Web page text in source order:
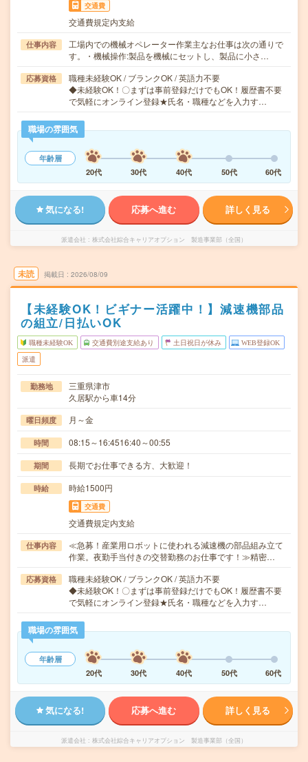
交通費
交通費規定内支給
仕事内容
工場内での機械オペレーター作業主なお仕事は次の通りで
す。・機械操作:製品を機械にセットし、製品に小さ…
応募資格
職種未経験OK / ブランクOK / 英語力不要
◆未経験OK！〇まずは事前登録だけでもOK！履歴書不要
で気軽にオンライン登録★氏名・職種などを入力す…
職場の雰囲気
年齢層
20代
30代 40代 50代 60代
気になる! 応募へ進む 詳しく見る
派遣会社 株式会社綜合キャリアオプション 製造事業部（全国）
未読 掲載日 2026/08/09
【未経験OK！ビギナー活躍中！】減速機部品
の組立/日払いOK
職種未経験OK 交通費別途支給あり 土日祝日が休み WEB登録OK
派遣
勤務地
三重県津市
久居駅から車14分
曜日頻度 月～金
時間 08:15～16:4516:40～00:55
期間 長期でお仕事できる方、大歓迎！
時給 時給1500円
交通費
交通費規定内支給
仕事内容
≪急募！産業用ロボットに使われる減速機の部品組み立て
作業。夜勤手当付きの交替勤務のお仕事です！≫精密…
応募資格
職種未経験OK / ブランクOK / 英語力不要
◆未経験OK！〇まずは事前登録だけでもOK！履歴書不要
で気軽にオンライン登録★氏名・職種などを入力す…
職場の雰囲気
年齢層
20代
30代 40代 50代 60代
気になる! 応募へ進む 詳しく見る
派遣会社 株式会社綜合キャリアオプション 製造事業部（全国）